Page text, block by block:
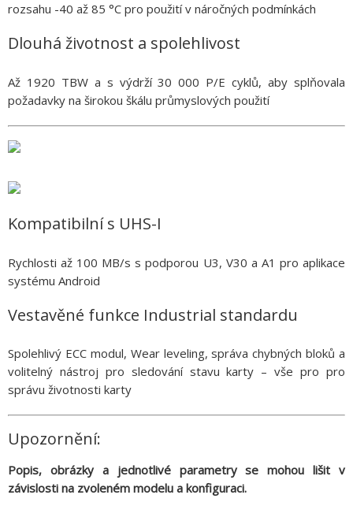
rozsahu -40 až 85 °C pro použití v náročných podmínkách
Dlouhá životnost a spolehlivost
Až 1920 TBW a s výdrží 30 000 P/E cyklů, aby splňovala
požadavky na širokou škálu průmyslových použití
Kompatibilní s UHS-I
Rychlosti až 100 MB/s s podporou U3, V30 a A1 pro aplikace
systému Android
Vestavěné funkce Industrial standardu
Spolehlivý ECC modul, Wear leveling, správa chybných bloků a
volitelný nástroj pro sledování stavu karty – vše pro pro
správu životnosti karty
Upozornění:
Popis, obrázky a jednotlivé parametry se mohou lišit v
závislosti na zvoleném modelu a konfiguraci.